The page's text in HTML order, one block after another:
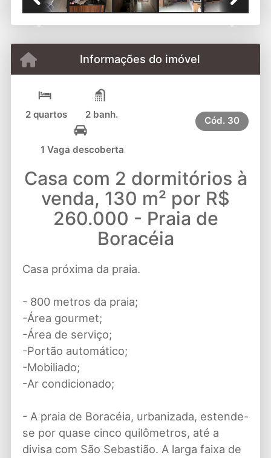
Previous Next
Informações do imóvel
2 quartos 2 banh.
1 Vaga descoberta
Cód. 30
Casa com 2 dormitórios à
venda, 130 m² por R$
260.000 - Praia de
Boracéia
Casa próxima da praia.
- 800 metros da praia;
-Área gourmet;
-Área de serviço;
-Portão automático;
-Mobiliado;
-Ar condicionado;
- A praia de Boracéia, urbanizada, estende-
se por quase cinco quilômetros, até a
divisa com São Sebastião. A larga faixa de